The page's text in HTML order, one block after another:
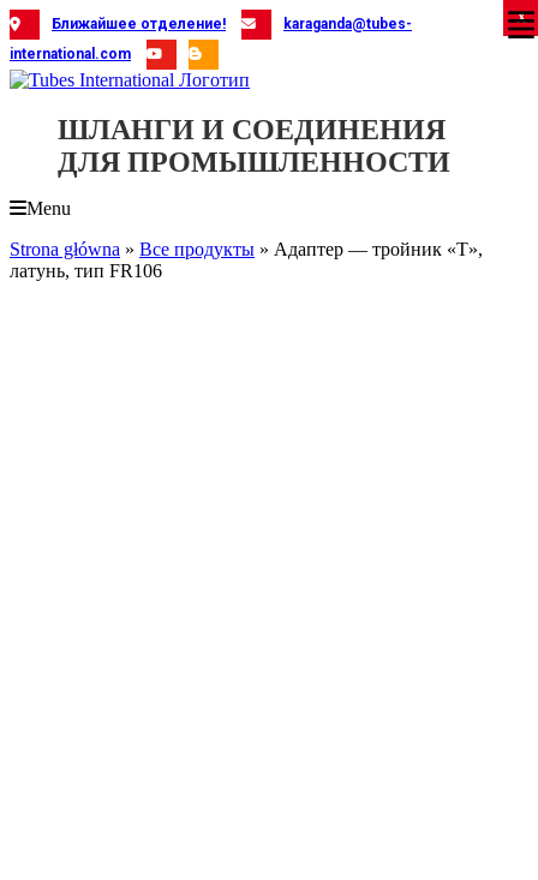
Skip
to
content
Ближайшее отделение!
karaganda@tubes-
international.com
ШЛАНГИ И СОЕДИНЕНИЯ
ДЛЯ ПРОМЫШЛЕННОСТИ
Menu
Strona główna » Все продукты » Адаптер — тройник «Т»,
латунь, тип FR106
X
X
X
X
X
X
X
X
X
X
X
X
X
X
X
X
X
X
X